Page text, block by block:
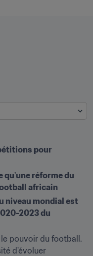
pour
qu'une réforme du
africain
niveau mondial est
2023 du
le pouvoir du football.
d'évoluer